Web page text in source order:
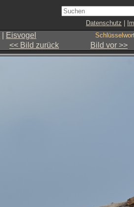
Datenschutz
Eisvogel
<< Bild zurück Bild vor >>